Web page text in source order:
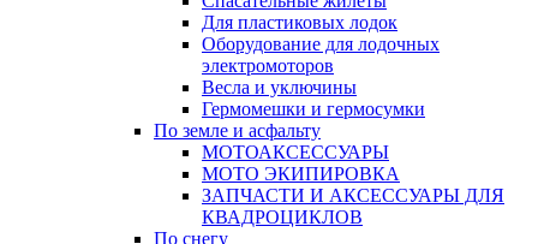
Для пластиковых лодок
Оборудование для лодочных
электромоторов
Весла и уключины
Гермомешки и гермосумки
По земле и асфальту
МОТОАКСЕССУАРЫ
МОТО ЭКИПИРОВКА
ЗАПЧАСТИ И АКСЕССУАРЫ ДЛЯ
КВАДРОЦИКЛОВ
По снегу